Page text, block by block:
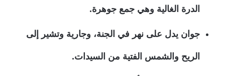
الدرة الغالية وهي جمع جوهرة.
جوان يدل على نهر في الجنة، وجارية وتشير إلى
الريح والشمس الفتية من السيدات.